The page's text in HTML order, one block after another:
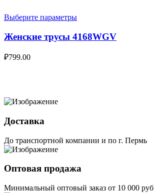
Выберите параметры
Женские трусы 4168WGV
₽799.00
Доставка
До транспортной компании и по г. Пермь
Оптовая продажа
Минимальный оптовый заказ от 10 000 руб